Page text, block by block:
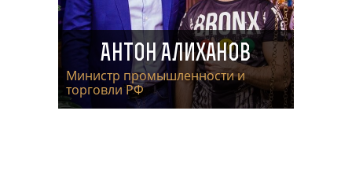
Антон Алиханов
Министр промышленности и
торговли РФ